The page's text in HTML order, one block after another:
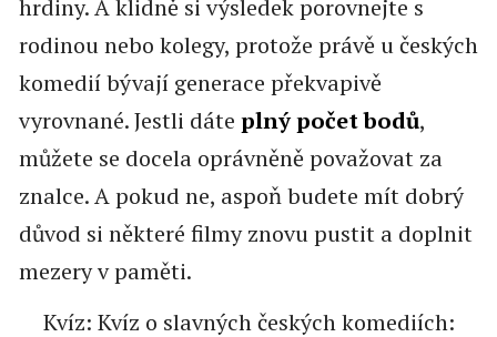
hrdiny. A klidně si výsledek porovnejte s
rodinou nebo kolegy, protože právě u českých
komedií bývají generace překvapivě
vyrovnané. Jestli dáte plný počet bodů,
můžete se docela oprávněně považovat za
znalce. A pokud ne, aspoň budete mít dobrý
důvod si některé filmy znovu pustit a doplnit
mezery v paměti.
Kvíz: Kvíz o slavných českých komediích: